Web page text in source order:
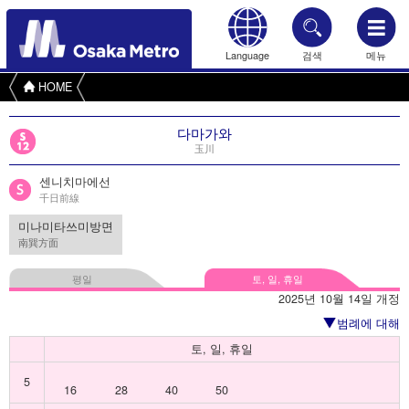
Language 검색 메뉴
HOME
다마가와
玉川
센니치마에선
千日前線
미나미타쓰미방면
南巽方面
평일 토, 일, 휴일
2025년 10월 14일 개정
범례에 대해
토, 일, 휴일
5
16 28 40 50